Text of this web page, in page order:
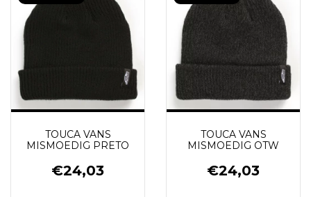
TOUCA VANS
MISMOEDIG PRETO
€24,03
TOUCA VANS
MISMOEDIG OTW
€24,03